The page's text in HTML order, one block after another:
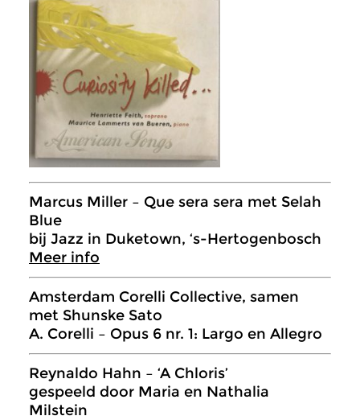
Marcus Miller – Que sera sera met Selah
Blue
bij Jazz in Duketown, ‘s-Hertogenbosch
Meer info
Amsterdam Corelli Collective, samen
met Shunske Sato
A. Corelli – Opus 6 nr. 1: Largo en Allegro
Reynaldo Hahn – ‘A Chloris’
gespeeld door Maria en Nathalia
Milstein